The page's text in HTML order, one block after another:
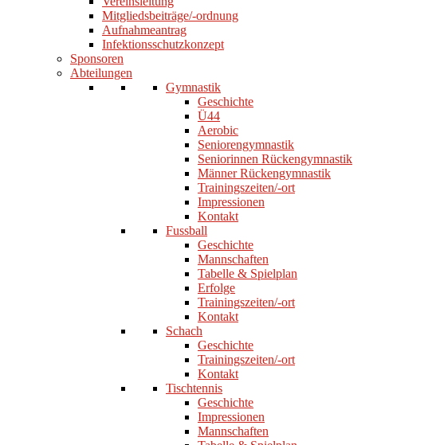
Mitgliedsbeiträge/-ordnung
Aufnahmeantrag
Infektionsschutzkonzept
Sponsoren
Abteilungen
Gymnastik
Geschichte
Ü44
Aerobic
Seniorengymnastik
Seniorinnen Rückengymnastik
Männer Rückengymnastik
Trainingszeiten/-ort
Impressionen
Kontakt
Fussball
Geschichte
Mannschaften
Tabelle & Spielplan
Erfolge
Trainingszeiten/-ort
Kontakt
Schach
Geschichte
Trainingszeiten/-ort
Kontakt
Tischtennis
Geschichte
Impressionen
Mannschaften